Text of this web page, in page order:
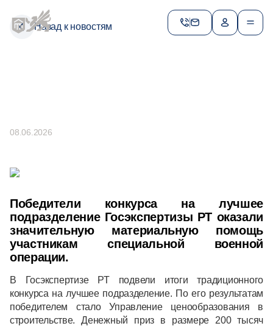
Контакты доверия по противодействию
Назад к новостям
08.06.2026
Победители конкурса на лучшее
подразделение Госэкспертизы РТ оказали
значительную материальную помощь
участникам специальной военной
операции.
В Госэкспертизе РТ подвели итоги традиционного
конкурса на лучшее подразделение. По его результатам
победителем стало Управление ценообразования в
строительстве. Денежный приз в размере 200 тысяч